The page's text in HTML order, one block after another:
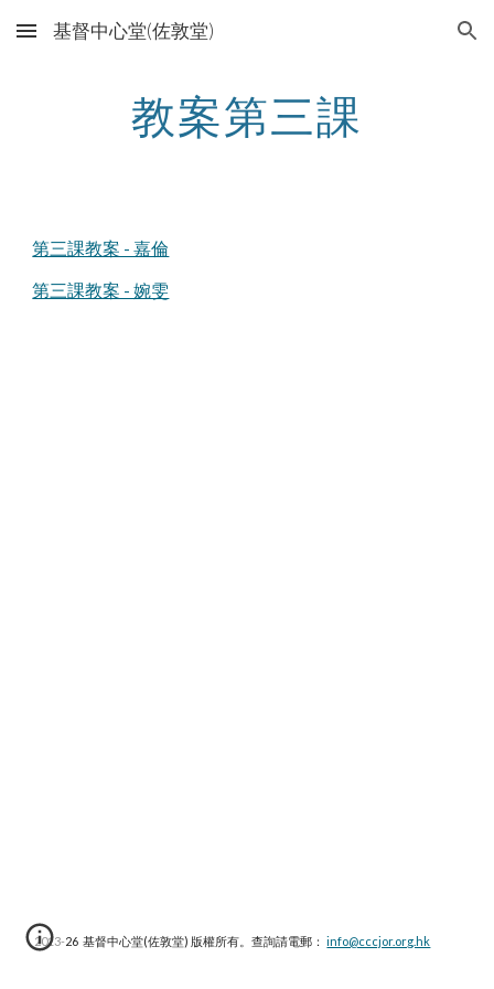
Skip to main content Skip to navigation
基督中心堂(佐敦堂)
教案第三課
第三課教案 - 嘉倫
第三課教案 - 婉雯
2013-26 基督中心堂(佐敦堂) 版權所有。查詢請電郵： info@cccjor.org.hk